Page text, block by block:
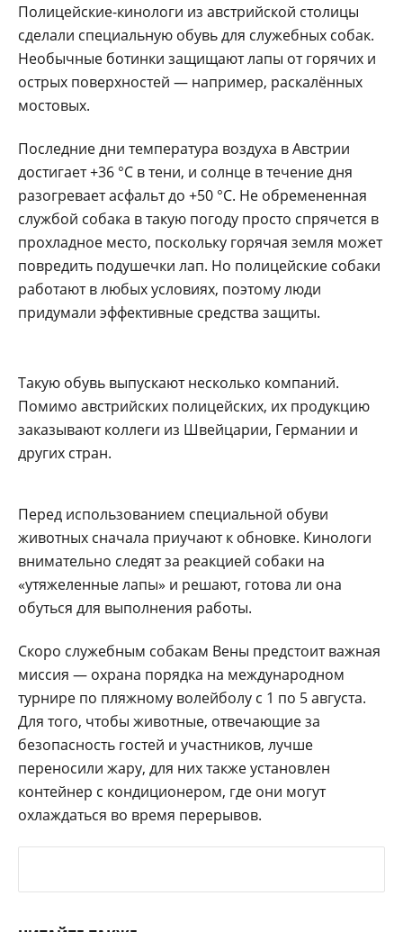
Полицейские-кинологи из австрийской столицы
сделали специальную обувь для служебных собак.
Необычные ботинки защищают лапы от горячих и
острых поверхностей — например, раскалённых
мостовых.
Последние дни температура воздуха в Австрии
достигает +36 °C в тени, и солнце в течение дня
разогревает асфальт до +50 °C. Не обремененная
службой собака в такую погоду просто спрячется в
прохладное место, поскольку горячая земля может
повредить подушечки лап. Но полицейские собаки
работают в любых условиях, поэтому люди
придумали эффективные средства защиты.
Такую обувь выпускают несколько компаний.
Помимо австрийских полицейских, их продукцию
заказывают коллеги из Швейцарии, Германии и
других стран.
Перед использованием специальной обуви
животных сначала приучают к обновке. Кинологи
внимательно следят за реакцией собаки на
«утяжеленные лапы» и решают, готова ли она
обуться для выполнения работы.
Скоро служебным собакам Вены предстоит важная
миссия — охрана порядка на международном
турнире по пляжному волейболу с 1 по 5 августа.
Для того, чтобы животные, отвечающие за
безопасность гостей и участников, лучше
переносили жару, для них также установлен
контейнер с кондиционером, где они могут
охлаждаться во время перерывов.